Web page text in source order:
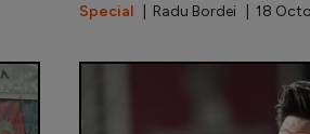
Special | Radu Bordei | 18
Un cunoscut jurnalist a refuzat să